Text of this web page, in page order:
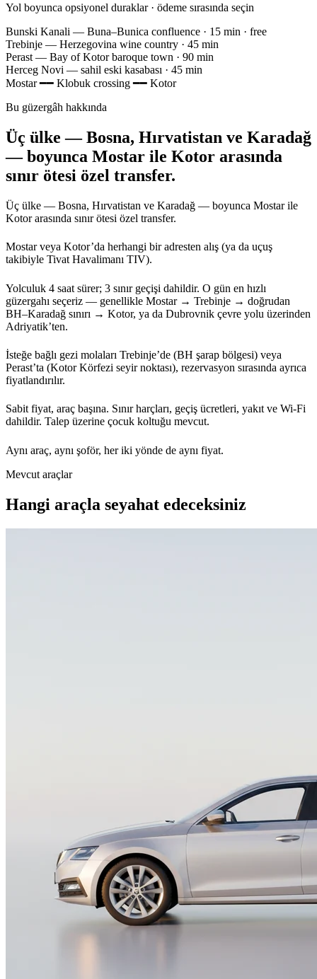
Yol boyunca opsiyonel duraklar · ödeme sırasında seçin
Bunski Kanali — Buna–Bunica confluence · 15 min · free
Trebinje — Herzegovina wine country · 45 min
Perast — Bay of Kotor baroque town · 90 min
Herceg Novi — sahil eski kasabası · 45 min
Mostar━━ Klobuk crossing━━ Kotor
Bu güzergâh hakkında
Üç ülke — Bosna, Hırvatistan ve Karadağ
— boyunca Mostar ile Kotor arasında
sınır ötesi özel transfer.
Üç ülke — Bosna, Hırvatistan ve Karadağ — boyunca Mostar ile
Kotor arasında sınır ötesi özel transfer.
Mostar veya Kotor’da herhangi bir adresten alış (ya da uçuş
takibiyle Tivat Havalimanı TIV).
Yolculuk 4 saat sürer; 3 sınır geçişi dahildir. O gün en hızlı
güzergahı seçeriz — genellikle Mostar → Trebinje → doğrudan
BH–Karadağ sınırı → Kotor, ya da Dubrovnik çevre yolu üzerinden
Adriyatik’ten.
İsteğe bağlı gezi molaları Trebinje’de (BH şarap bölgesi) veya
Perast’ta (Kotor Körfezi seyir noktası), rezervasyon sırasında ayrıca
fiyatlandırılır.
Sabit fiyat, araç başına. Sınır harçları, geçiş ücretleri, yakıt ve Wi-Fi
dahildir. Talep üzerine çocuk koltuğu mevcut.
Aynı araç, aynı şoför, her iki yönde de aynı fiyat.
Mevcut araçlar
Hangi araçla seyahat edeceksiniz